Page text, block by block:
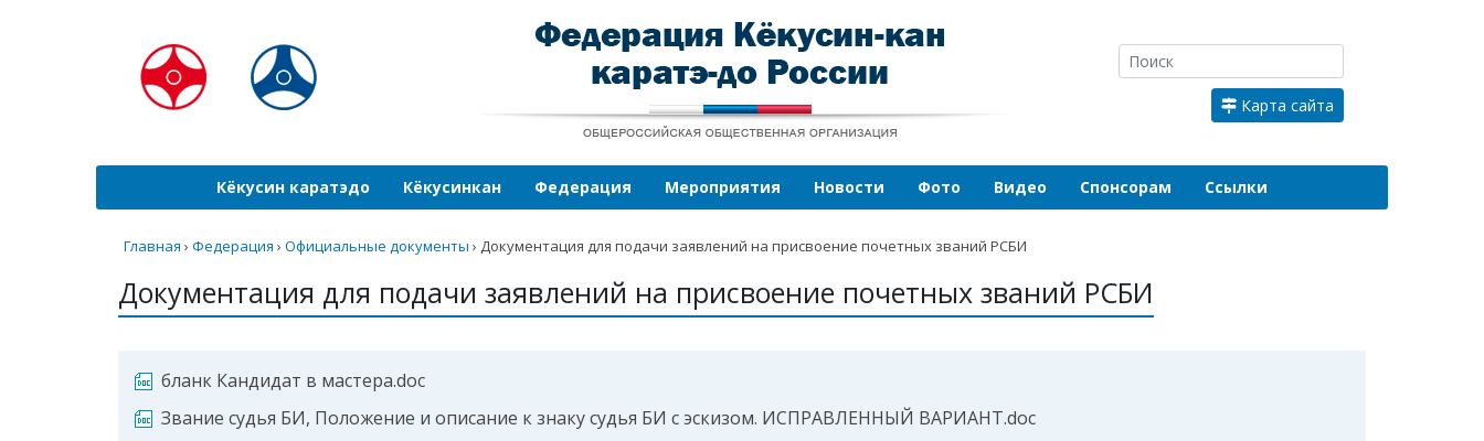
Карта сайта
Кёкусин каратэдо Кёкусинкан Федерация Мероприятия Новости Фото Видео Спонсорам Ссылки
Главная › Федерация › Официальные документы › Документация для подачи заявлений на присвоение почетных званий РСБИ
Документация для подачи заявлений на присвоение почетных званий РСБИ
бланк Кандидат в мастера.doc
Звание судья БИ, Положение и описание к знаку судья БИ с эскизом. ИСПРАВЛЕННЫЙ ВАРИАНТ.doc